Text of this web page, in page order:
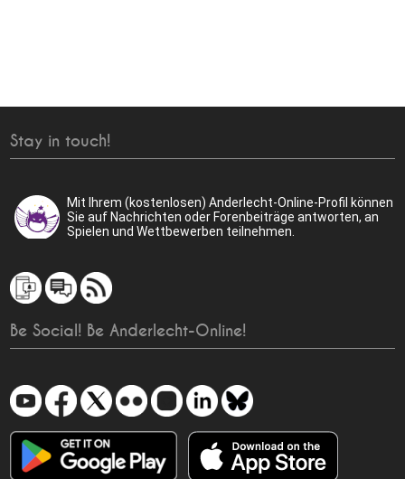
Stay in touch!
Mit Ihrem (kostenlosen) Anderlecht-Online-Profil können
Sie auf Nachrichten oder Forenbeiträge antworten, an
Spielen und Wettbewerben teilnehmen.
Be Social! Be Anderlecht-Online!